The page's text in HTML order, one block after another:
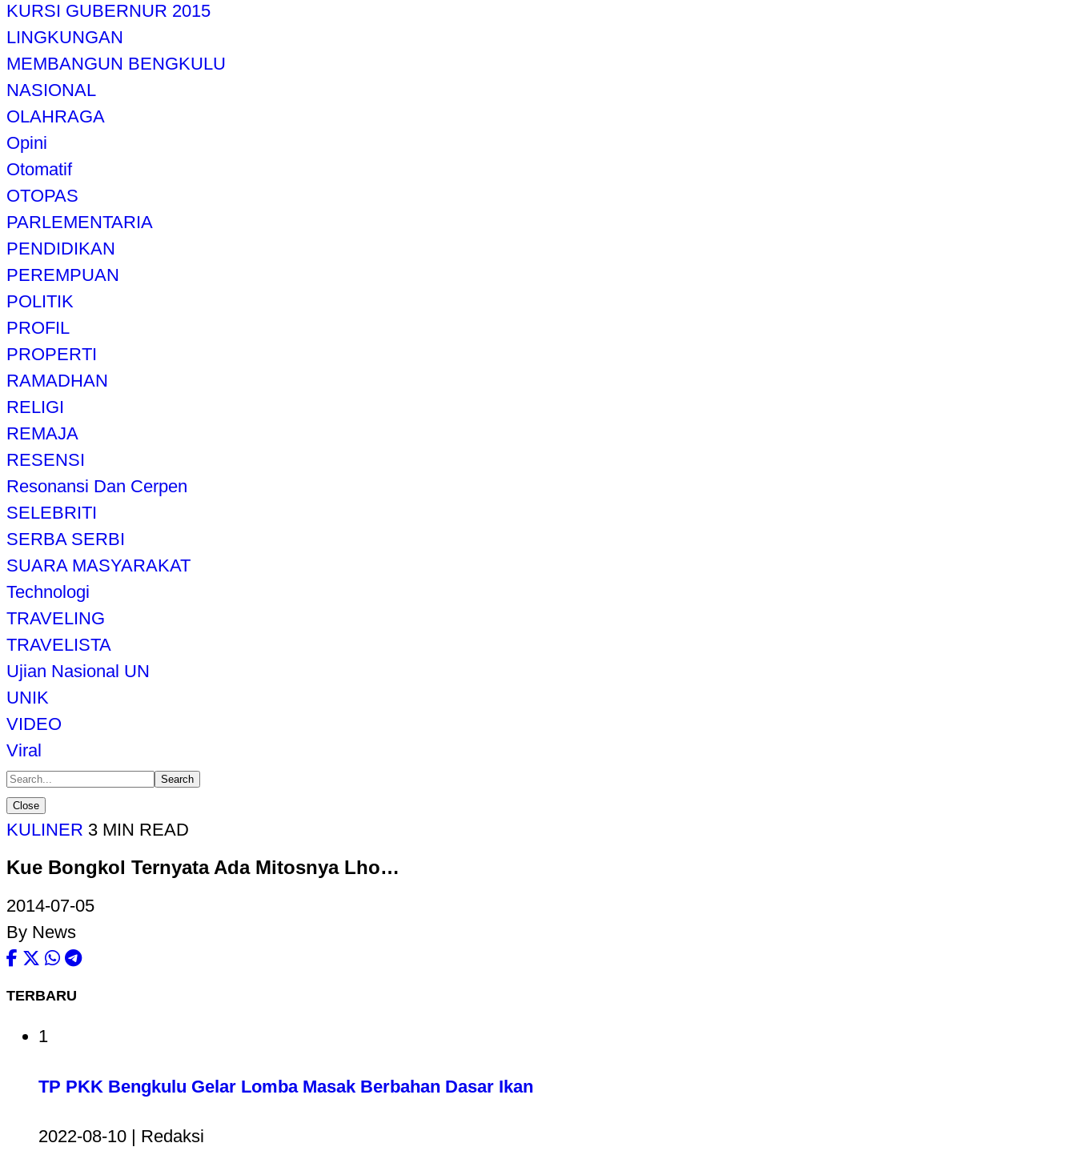
KURSI GUBERNUR 2015
LINGKUNGAN
MEMBANGUN BENGKULU
NASIONAL
OLAHRAGA
Opini
Otomatif
OTOPAS
PARLEMENTARIA
PENDIDIKAN
PEREMPUAN
POLITIK
PROFIL
PROPERTI
RAMADHAN
RELIGI
REMAJA
RESENSI
Resonansi Dan Cerpen
SELEBRITI
SERBA SERBI
SUARA MASYARAKAT
Technologi
TRAVELING
TRAVELISTA
Ujian Nasional UN
UNIK
VIDEO
Viral
Search
Close
KULINER 3 MIN READ
Kue Bongkol Ternyata Ada Mitosnya Lho…
2014-07-05
By News
TERBARU
1
TP PKK Bengkulu Gelar Lomba Masak Berbahan Dasar Ikan
2022-08-10 | Redaksi